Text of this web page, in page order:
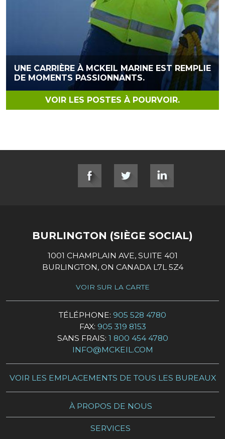
UNE CARRIÈRE À MCKEIL MARINE EST REMPLIE
DE MOMENTS PASSIONNANTS.
VOIR LES POSTES À POURVOIR.
SOCIAL LINKS
BURLINGTON (SIÈGE SOCIAL)
1001 CHAMPLAIN AVE, SUITE 401
BURLINGTON, ON CANADA L7L 5Z4
VOIR SUR LA CARTE
TÉLÉPHONE: 905 528 4780
FAX: 905 319 8153
SANS FRAIS: 1 800 454 4780
INFO@MCKEIL.COM
VOIR LES EMPLACEMENTS DE TOUS LES BUREAUX
À PROPOS DE NOUS
SERVICES